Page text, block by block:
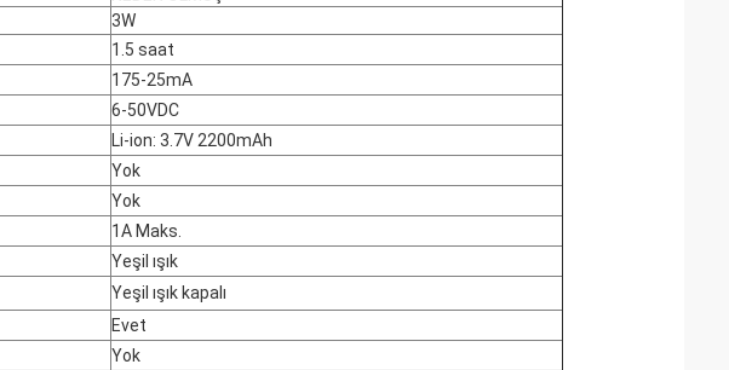
3W
1.5 saat
175-25mA
6-50VDC
Li-ion: 3.7V 2200mAh
Yok
Yok
1A Maks.
Yeşil ışık
Yeşil ışık kapalı
Evet
Yok